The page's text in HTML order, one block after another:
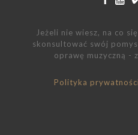
Jeżeli nie wiesz, na co
skonsultować swój
oprawę muzyczną -
Polityka